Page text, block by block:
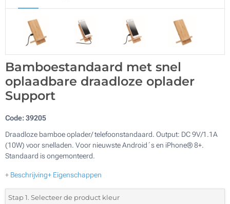
Bamboestandaard met snel
oplaadbare draadloze oplader
Support
Code:39205
Draadloze bamboe oplader/ telefoonstandaard. Output: DC 9V/1.1A
(10W) voor snelladen. Voor nieuwste Android´s en iPhone® 8+.
Standaard is ongemonteerd.
+ Beschrijving+ Eigenschappen
Stap 1. Selecteer de product kleur